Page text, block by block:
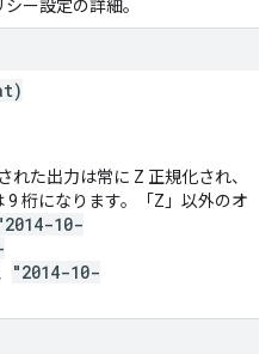
ー設定の詳細。
れた出力は常に Z 正規化され、
桁になります。「Z」以外のオ
10-
"2014-10-